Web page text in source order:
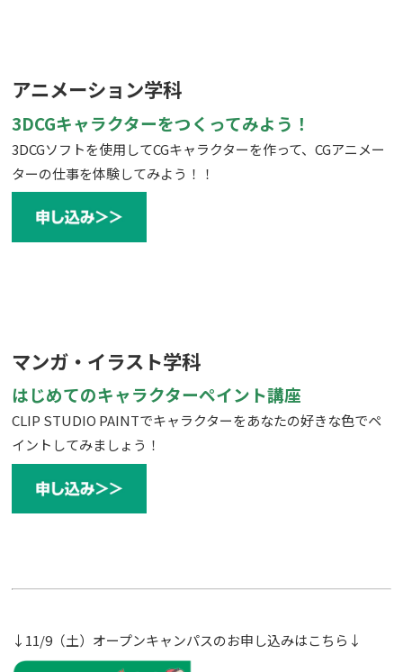
アニメーション学科
3DCGキャラクターをつくってみよう！
3DCGソフトを使用してCGキャラクターを作って、CGアニメー
ターの仕事を体験してみよう！！
マンガ・イラスト学科
はじめてのキャラクターペイント講座
CLIP STUDIO PAINTでキャラクターをあなたの好きな色でペ
イントしてみましょう！
↓11/9（土）オープンキャンパスのお申し込みはこちら↓